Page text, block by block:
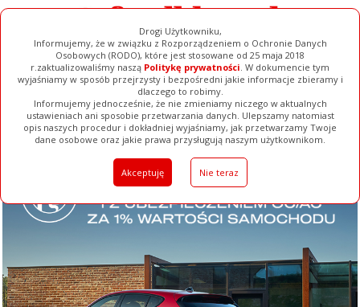
Drogi Użytkowniku,
Informujemy, że w związku z Rozporządzeniem o Ochronie Danych
Osobowych (RODO), które jest stosowane od 25 maja 2018
r.zaktualizowaliśmy naszą Politykę prywatności. W dokumencie tym
wyjaśniamy w sposób przejrzysty i bezpośredni jakie informacje zbieramy i
dlaczego to robimy.
Informujemy jednocześnie, że nie zmieniamy niczego w aktualnych
ustawieniach ani sposobie przetwarzania danych. Ulepszamy natomiast
opis naszych procedur i dokładniej wyjaśniamy, jak przetwarzamy Twoje
dane osobowe oraz jakie prawa przysługują naszym użytkownikom.
Akceptuję Nie teraz
Ogłoszenia Filmy Galerie Baza Firm Pełna Wersja